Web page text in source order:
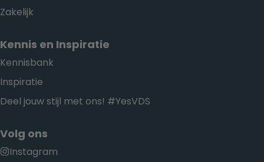
Zakelijk
Kennis en Inspiratie
Kennisbank
Inspiratie
Deel jouw stijl met ons! #YesVDS
Volg ons
Instagram